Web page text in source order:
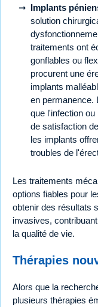
Implants
solution
traitements ont
gonflables ou
procurent une
implants
en permanence.
que l'infection
de satisfaction
les implants
troubles de
Les traitements
options fiables pour
obtenir des résultats
invasives,
la qualité de vie.
Thérapies
Alors que la
plusieurs thérapies